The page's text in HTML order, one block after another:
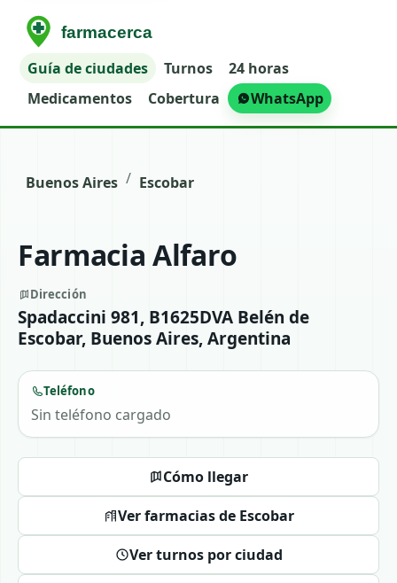
Guía de ciudades Turnos
24 horas
Medicamentos
Cobertura WhatsApp
Buenos Aires / Escobar
Farmacia Alfaro
Dirección
Spadaccini 981, B1625DVA Belén de
Escobar, Buenos Aires, Argentina
Teléfono
Sin teléfono cargado
Cómo llegar
Ver farmacias de Escobar
Ver turnos por ciudad